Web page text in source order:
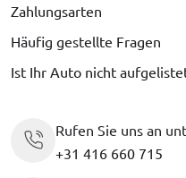
Zahlungsarten
Häufig gestellte Fragen
Ist Ihr Auto nicht
Rufen Sie uns an
+31 416 660 715